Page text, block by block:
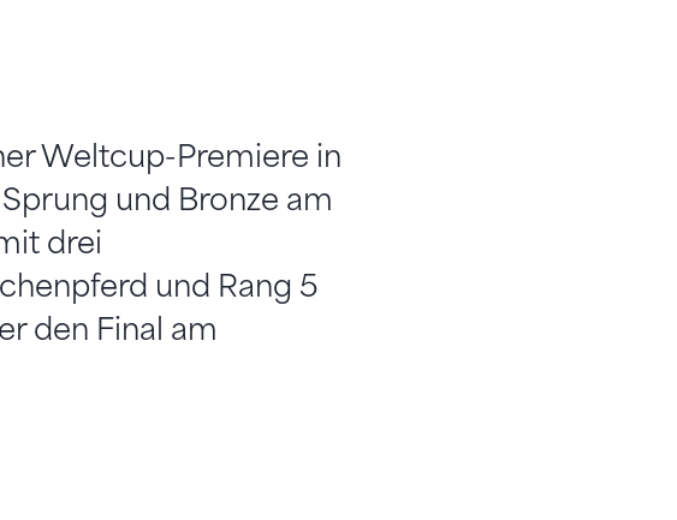
Weltcup-Premiere in
und Bronze am
drei
und Rang 5
den Final am